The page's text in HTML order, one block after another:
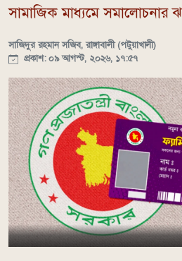
সামাজিক মাধ্যমে সমালোচনার
সাজিদুর রহমান সজিব, রাঙ্গাবালী (পটুয়াখালী)
প্রকাশ: ০৯ আগস্ট, ২০২৬, ১৭:৫৭